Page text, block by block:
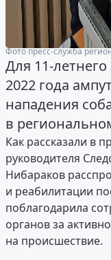
Фото пресс-служба
Для 11-
2022 года
нападения
в
Как рассказали в
руководителя
Нибараков
и реабилитации
поблагодарила
органов за
на происшествие.